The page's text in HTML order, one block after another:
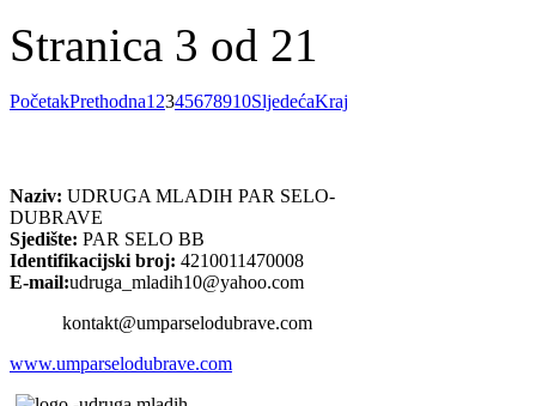
Stranica 3 od 21
PočetakPrethodna1 2345678910SljedećaKraj
Naziv: UDRUGA MLADIH PAR SELO-
DUBRAVE
Sjedište: PAR SELO BB
Identifikacijski broj: 4210011470008
E-mail:udruga_mladih10@yahoo.com
kontakt@umparselodubrave.com
www.umparselodubrave.com